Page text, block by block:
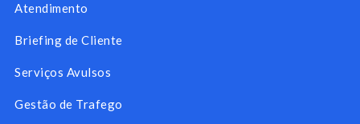
Atendimento
Briefing de Cliente
Serviços Avulsos
Gestão de Trafego